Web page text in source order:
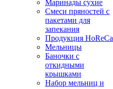
Маринады сухие
Смеси пряностей с
пакетами для
запекания
Продукция HoReCa
Мельницы
Баночки с
откидными
крышками
Набор мельниц и